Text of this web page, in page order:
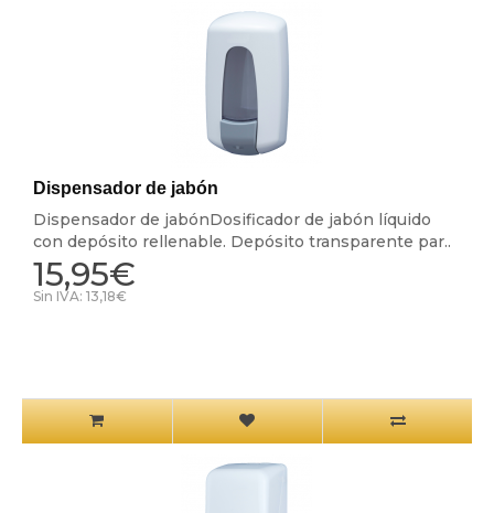
Dispensador de jabón
Dispensador de jabónDosificador de jabón líquido
con depósito rellenable. Depósito transparente par..
15,95€
Sin IVA: 13,18€